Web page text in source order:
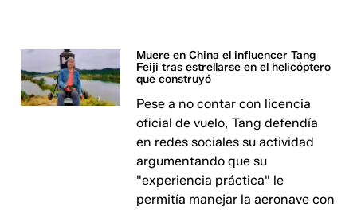
Muere en China el influencer Tang
Feiji tras estrellarse en el helicóptero
que construyó
Pese a no contar con licencia
oficial de vuelo, Tang defendía
en redes sociales su actividad
argumentando que su
"experiencia práctica" le
permitía manejar la aeronave con